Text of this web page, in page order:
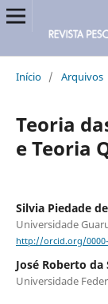
Início / Arquivos
Teoria
e Teoria
Silvia Piedade
Universidade
http://orcid.org/0000-
José Roberto da
Universidade